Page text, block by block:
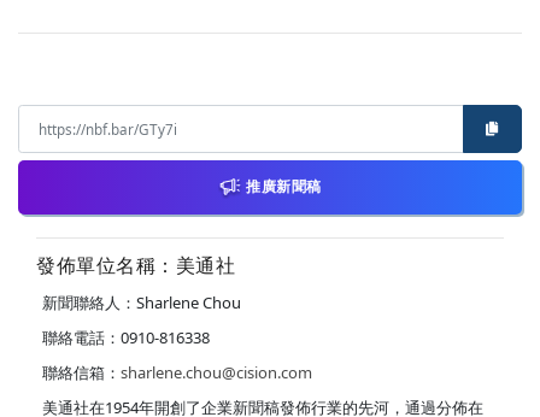
推廣新聞稿
發佈單位名稱：美通社
新聞聯絡人：Sharlene Chou
聯絡電話：0910-816338
聯絡信箱： sharlene.chou@cision.com
美通社在1954年開創了企業新聞稿發佈行業的先河，通過分佈在